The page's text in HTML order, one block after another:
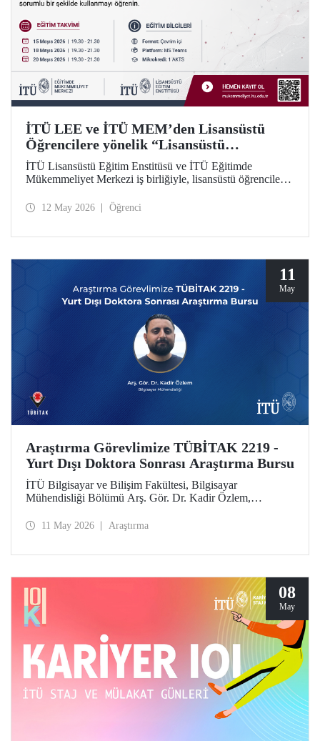
İTÜ LEE ve İTÜ MEM’den Lisansüstü
Öğrencilere yönelik “Lisansüstü
Araştırmalarda Yapay Zekânın Sorumlu
Kullanımı” Eğitim Dizisi
İTÜ Lisansüstü Eğitim Enstitüsü ve İTÜ Eğitimde
Mükemmeliyet Merkezi iş birliğiyle, lisansüstü öğrenciler
sorumlu kullanımına odaklanan 5 modüllü yeni bir eğitim
ise 2026–2027 Güz döneminde uygulanacak.
12 May 2026 Öğrenci
11
May
Araştırma Görevlimize TÜBİTAK 2219 -
Yurt Dışı Doktora Sonrası Araştırma Bursu
İTÜ Bilgisayar ve Bilişim Fakültesi, Bilgisayar
Mühendisliği Bölümü Arş. Gör. Dr. Kadir Özlem,
Burs Programı kapsamında desteklenmeye layık görüldü.
11 May 2026 Araştırma
08
May